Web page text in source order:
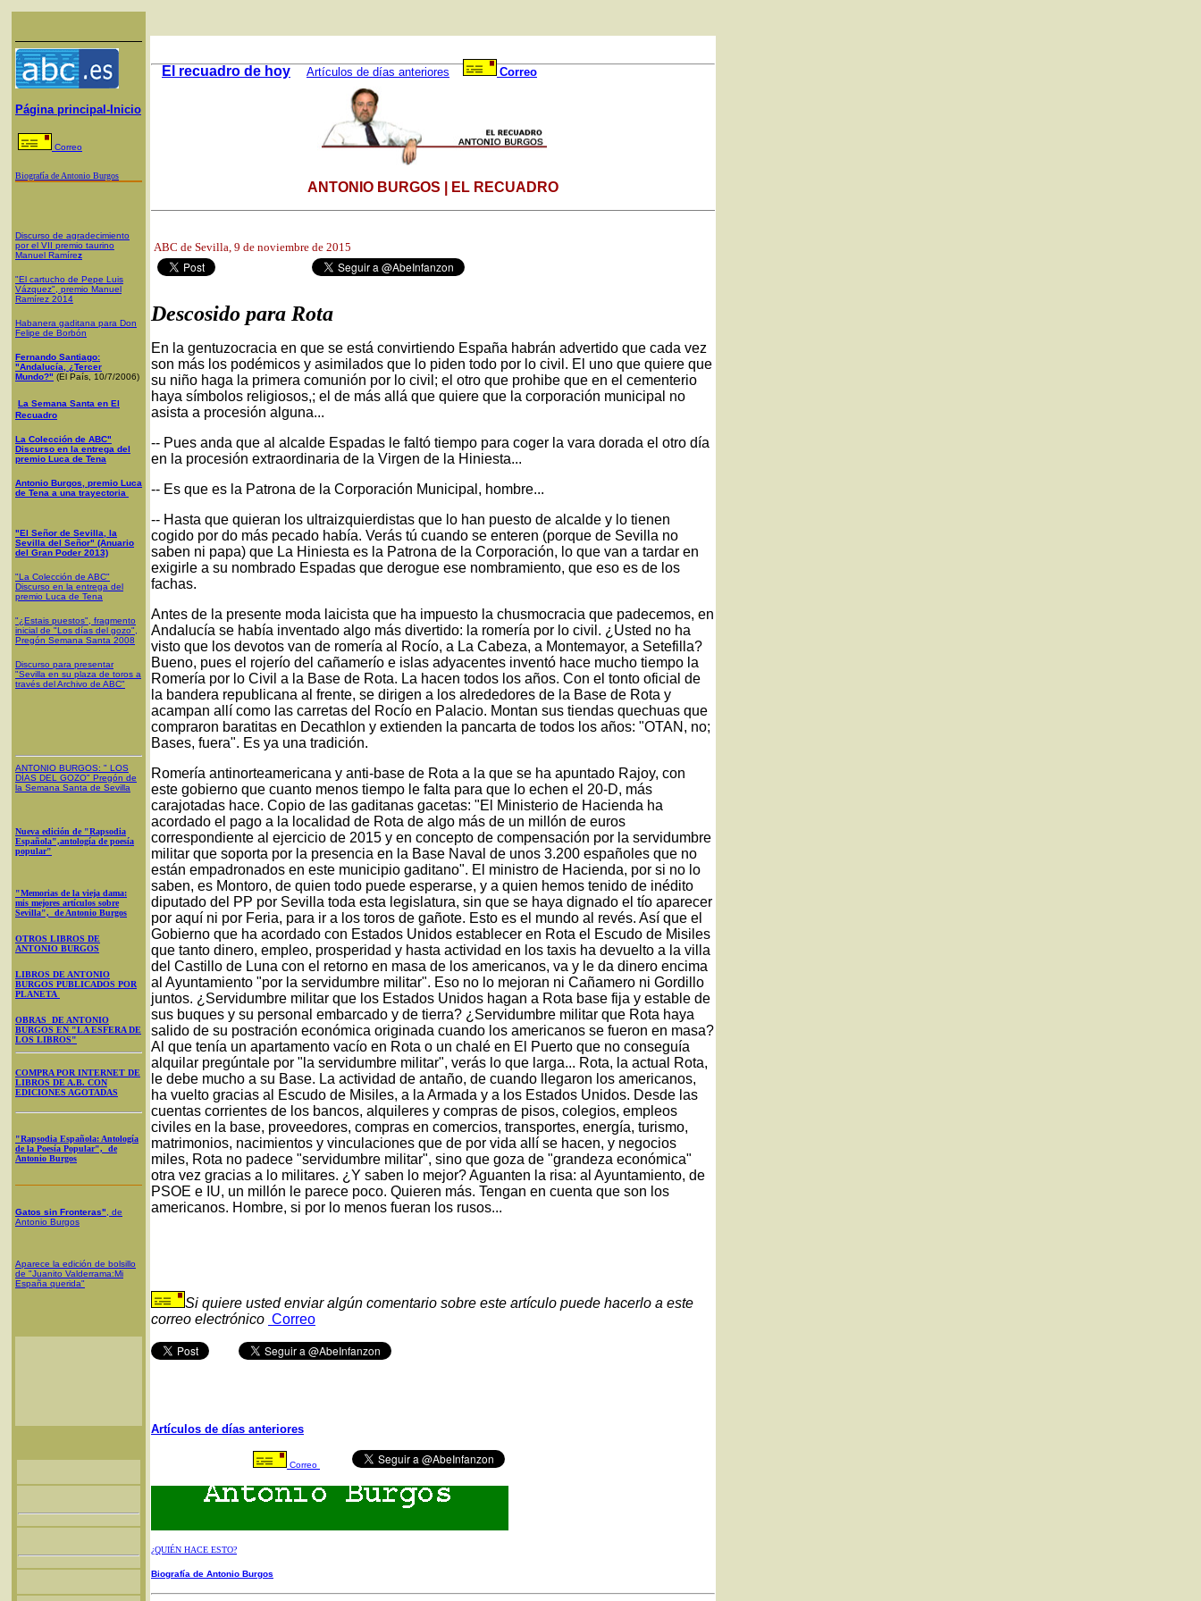
Página principal-Inicio
Correo
Biografía de Antonio Burgos
Discurso de agradecimiento
por el VII premio taurino
Manuel Ramírez
"El cartucho de Pepe Luis
Vázquez", premio Manuel
Ramírez 2014
Habanera gaditana para Don
Felipe de Borbón
Fernando Santiago:
"Andalucía, ¿Tercer
Mundo?" (El País, 10/7/2006)
La Semana Santa en El
Recuadro
La Colección de ABC"
Discurso en la entrega del
premio Luca de Tena
Antonio Burgos, premio Luca
de Tena a una trayectoria
"El Señor de Sevilla, la
Sevilla del Señor" (Anuario
del Gran Poder 2013)
"La Colección de ABC"
Discurso en la entrega del
premio Luca de Tena
"¿Estais puestos", fragmento
inicial de "Los días del gozo",
Pregón Semana Santa 2008
Discurso para presentar
"Sevilla en su plaza de toros a
través del Archivo de ABC"
ANTONIO BURGOS: " LOS
DÍAS DEL GOZO" Pregón de
la Semana Santa de Sevilla
Nueva edición de "Rapsodia
Española",antología de poesía
popular"
"Memorias de la vieja dama:
mis mejores artículos sobre
Sevilla", de Antonio Burgos
OTROS LIBROS DE
ANTONIO BURGOS
LIBROS DE ANTONIO
BURGOS PUBLICADOS POR
PLANETA
OBRAS DE ANTONIO
BURGOS EN "LA ESFERA DE
LOS LIBROS"
COMPRA POR INTERNET DE
LIBROS DE A.B. CON
EDICIONES AGOTADAS
"Rapsodia Española: Antología
de la Poesía Popular", de
Antonio Burgos
Gatos sin Fronteras" , de
Antonio Burgos
Aparece la edición de bolsillo
de "Juanito Valderrama:Mi
España querida"
El recuadro de hoy Artículos de días anteriores Correo
ANTONIO BURGOS | EL RECUADRO
ABC de Sevilla, 9 de noviembre de 2015
Descosido para Rota
En la gentuzocracia en que se está convirtiendo España habrán advertido que cada vez
son más los podémicos y asimilados que lo piden todo por lo civil. El uno que quiere que
su niño haga la primera comunión por lo civil; el otro que prohibe que en el cementerio
haya símbolos religiosos,; el de más allá que quiere que la corporación municipal no
asista a procesión alguna...
-- Pues anda que al alcalde Espadas le faltó tiempo para coger la vara dorada el otro día
en la procesión extraordinaria de la Virgen de la Hiniesta...
-- Es que es la Patrona de la Corporación Municipal, hombre...
-- Hasta que quieran los ultraizquierdistas que lo han puesto de alcalde y lo tienen
cogido por do más pecado había. Verás tú cuando se enteren (porque de Sevilla no
saben ni papa) que La Hiniesta es la Patrona de la Corporación, lo que van a tardar en
exigirle a su nombrado Espadas que derogue ese nombramiento, que eso es de los
fachas.
Antes de la presente moda laicista que ha impuesto la chusmocracia que padecemos, en
Andalucía se había inventado algo más divertido: la romería por lo civil. ¿Usted no ha
visto que los devotos van de romería al Rocío, a La Cabeza, a Montemayor, a Setefilla?
Bueno, pues el rojerío del cañamerío e islas adyacentes inventó hace mucho tiempo la
Romería por lo Civil a la Base de Rota. La hacen todos los años. Con el tonto oficial de
la bandera republicana al frente, se dirigen a los alrededores de la Base de Rota y
acampan allí como las carretas del Rocío en Palacio. Montan sus tiendas quechuas que
compraron baratitas en Decathlon y extienden la pancarta de todos los años: "OTAN, no;
Bases, fuera". Es ya una tradición.
Romería antinorteamericana y anti-base de Rota a la que se ha apuntado Rajoy, con
este gobierno que cuanto menos tiempo le falta para que lo echen el 20-D, más
carajotadas hace. Copio de las gaditanas gacetas: "El Ministerio de Hacienda ha
acordado el pago a la localidad de Rota de algo más de un millón de euros
correspondiente al ejercicio de 2015 y en concepto de compensación por la servidumbre
militar que soporta por la presencia en la Base Naval de unos 3.200 españoles que no
están empadronados en este municipio gaditano". El ministro de Hacienda, por si no lo
saben, es Montoro, de quien todo puede esperarse, y a quien hemos tenido de inédito
diputado del PP por Sevilla toda esta legislatura, sin que se haya dignado el tío aparecer
por aquí ni por Feria, para ir a los toros de gañote. Esto es el mundo al revés. Así que el
Gobierno que ha acordado con Estados Unidos establecer en Rota el Escudo de Misiles
que tanto dinero, empleo, prosperidad y hasta actividad en los taxis ha devuelto a la villa
del Castillo de Luna con el retorno en masa de los americanos, va y le da dinero encima
al Ayuntamiento "por la servidumbre militar". Eso no lo mejoran ni Cañamero ni Gordillo
juntos. ¿Servidumbre militar que los Estados Unidos hagan a Rota base fija y estable de
sus buques y su personal embarcado y de tierra? ¿Servidumbre militar que Rota haya
salido de su postración económica originada cuando los americanos se fueron en masa?
Al que tenía un apartamento vacío en Rota o un chalé en El Puerto que no conseguía
alquilar pregúntale por "la servidumbre militar", verás lo que larga... Rota, la actual Rota,
le debe mucho a su Base. La actividad de antaño, de cuando llegaron los americanos,
ha vuelto gracias al Escudo de Misiles, a la Armada y a los Estados Unidos. Desde las
cuentas corrientes de los bancos, alquileres y compras de pisos, colegios, empleos
civiles en la base, proveedores, compras en comercios, transportes, energía, turismo,
matrimonios, nacimientos y vinculaciones que de por vida allí se hacen, y negocios
miles, Rota no padece "servidumbre militar", sino que goza de "grandeza económica"
otra vez gracias a lo militares. ¿Y saben lo mejor? Aguanten la risa: al Ayuntamiento, de
PSOE e IU, un millón le parece poco. Quieren más. Tengan en cuenta que son los
americanos. Hombre, si por lo menos fueran los rusos...
Si quiere usted enviar algún comentario sobre este artículo puede hacerlo a este
correo electrónico Correo
Artículos de días anteriores
Correo
¿QUIÉN HACE ESTO?
Biografía de Antonio Burgos